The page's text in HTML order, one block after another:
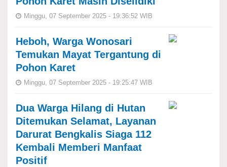
Minggu, 07 September 2025 - 19:36:52 WIB
Heboh, Warga Wonosari
Temukan Mayat Tergantung di
Pohon Karet
Minggu, 07 September 2025 - 19:25:47 WIB
Dua Warga Hilang di Hutan
Ditemukan Selamat, Layanan
Darurat Bengkalis Siaga 112
Kembali Memberi Manfaat
Positif